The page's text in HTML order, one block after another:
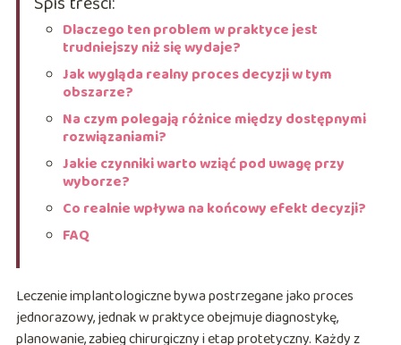
Dlaczego ten problem w praktyce jest
trudniejszy niż się wydaje?
Jak wygląda realny proces decyzji w tym
obszarze?
Na czym polegają różnice między dostępnymi
rozwiązaniami?
Jakie czynniki warto wziąć pod uwagę przy
wyborze?
Co realnie wpływa na końcowy efekt decyzji?
FAQ
Leczenie implantologiczne bywa postrzegane jako proces
jednorazowy, jednak w praktyce obejmuje diagnostykę,
planowanie, zabieg chirurgiczny i etap protetyczny. Każdy z